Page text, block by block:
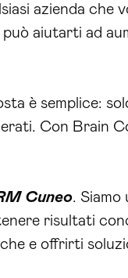
azienda
aiutarti ad
è semplice:
Con Brain
Cuneo. Siamo
risultati
e offrirti